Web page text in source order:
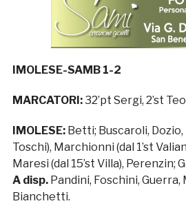
IMOLESE-SAMB 1-2
MARCATORI:32’pt Sergi, 2’st
IMOLESE:Betti; Buscaroli, Dozio,
Toschi), Marchionni (dal 1’st
Maresi (dal 15’st Villa), Perenzin;
A disp.Pandini, Foschini, Guerra,
Bianchetti.